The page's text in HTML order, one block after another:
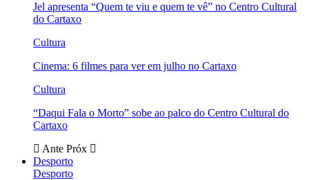
Jel apresenta “Quem te viu e quem te vê” no Centro Cultural
do Cartaxo
Cultura
Cinema: 6 filmes para ver em julho no Cartaxo
Cultura
“Daqui Fala o Morto” sobe ao palco do Centro Cultural do
Cartaxo
Ante Próx
Desporto
Desporto